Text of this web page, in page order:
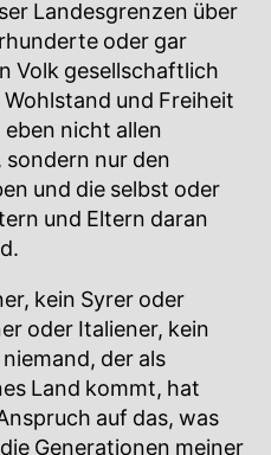
Landesgrenzen über
oder gar
Volk gesellschaftlich
und Freiheit
nicht allen
sondern nur den
und die selbst oder
und Eltern daran
kein Syrer oder
oder Italiener, kein
der als
Land kommt, hat
auf das, was
Generationen meiner